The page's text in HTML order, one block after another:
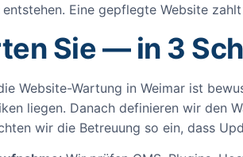
Eine gepflegte Website
Sie — in 3
Website-Wartung in Weimar ist
liegen. Danach definieren wir den
wir die Betreuung so ein, dass